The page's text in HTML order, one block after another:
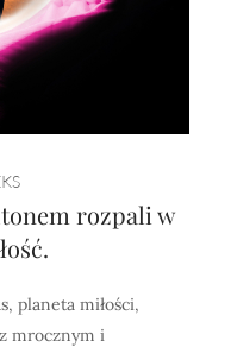
rozpali w
planeta miłości,
mrocznym i